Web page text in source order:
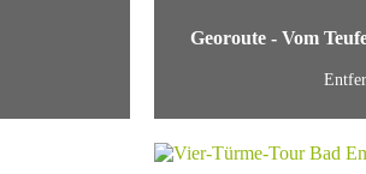
Georoute - Vom